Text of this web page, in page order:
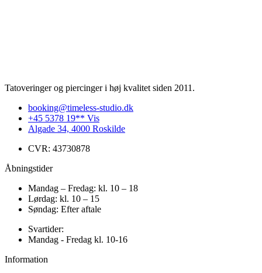
Tatoveringer og piercinger i høj kvalitet siden 2011.
booking@timeless-studio.dk
+45 5378 19** Vis
Algade 34, 4000 Roskilde
CVR: 43730878
Åbningstider
Mandag – Fredag: kl. 10 – 18
Lørdag: kl. 10 – 15
Søndag: Efter aftale
Svartider:
Mandag - Fredag kl. 10-16
Information